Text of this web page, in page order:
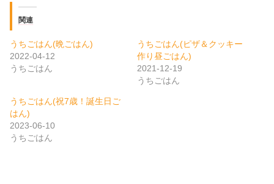
関連
うちごはん(晩ごはん)
2022-04-12
うちごはん
うちごはん(ピザ＆クッキー
作り昼ごはん)
2021-12-19
うちごはん
うちごはん(祝7歳！誕生日ご
はん)
2023-06-10
うちごはん